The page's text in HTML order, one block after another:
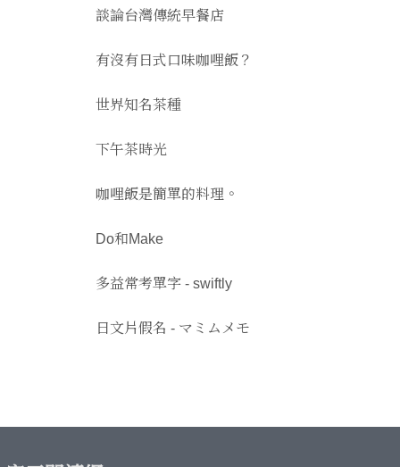
談論台灣傳統早餐店
有沒有日式口味咖哩飯？
世界知名茶種
下午茶時光
咖哩飯是簡單的料理。
Do和Make
多益常考單字 - swiftly
日文片假名 - マミムメモ